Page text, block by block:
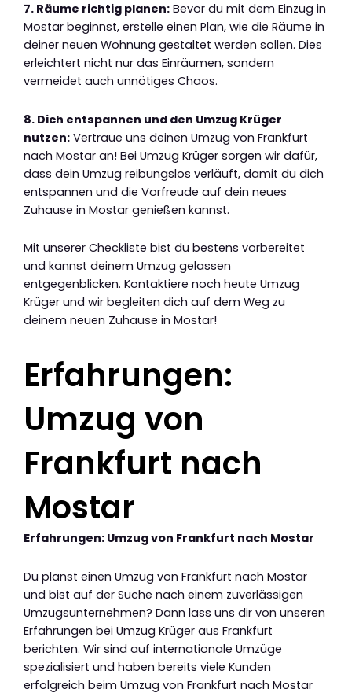
7. Räume richtig planen: Bevor du mit dem Einzug in
Mostar beginnst, erstelle einen Plan, wie die Räume in
deiner neuen Wohnung gestaltet werden sollen. Dies
erleichtert nicht nur das Einräumen, sondern
vermeidet auch unnötiges Chaos.
8. Dich entspannen und den Umzug Krüger
nutzen: Vertraue uns deinen Umzug von Frankfurt
nach Mostar an! Bei Umzug Krüger sorgen wir dafür,
dass dein Umzug reibungslos verläuft, damit du dich
entspannen und die Vorfreude auf dein neues
Zuhause in Mostar genießen kannst.
Mit unserer Checkliste bist du bestens vorbereitet
und kannst deinem Umzug gelassen
entgegenblicken. Kontaktiere noch heute Umzug
Krüger und wir begleiten dich auf dem Weg zu
deinem neuen Zuhause in Mostar!
Erfahrungen:
Umzug von
Frankfurt nach
Mostar
Erfahrungen: Umzug von Frankfurt nach Mostar
Du planst einen Umzug von Frankfurt nach Mostar
und bist auf der Suche nach einem zuverlässigen
Umzugsunternehmen? Dann lass uns dir von unseren
Erfahrungen bei Umzug Krüger aus Frankfurt
berichten. Wir sind auf internationale Umzüge
spezialisiert und haben bereits viele Kunden
erfolgreich beim Umzug von Frankfurt nach Mostar